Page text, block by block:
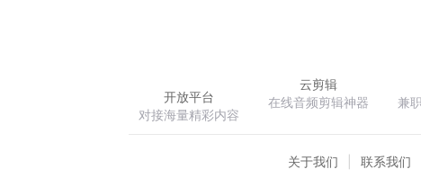
开放平台
对接海量精彩内容
云剪辑
在线音频剪辑神器
兼
关于我们 联系我们